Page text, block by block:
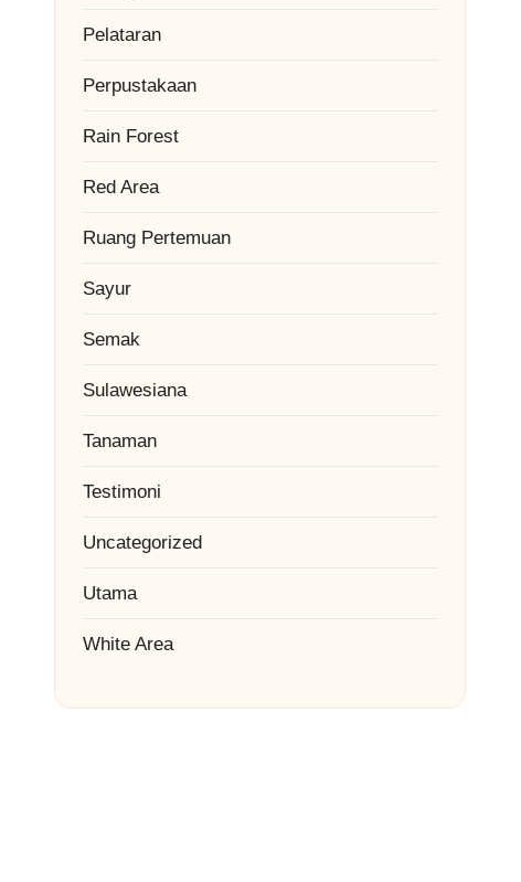
Pelataran
Perpustakaan
Rain Forest
Red Area
Ruang Pertemuan
Sayur
Semak
Sulawesiana
Tanaman
Testimoni
Uncategorized
Utama
White Area